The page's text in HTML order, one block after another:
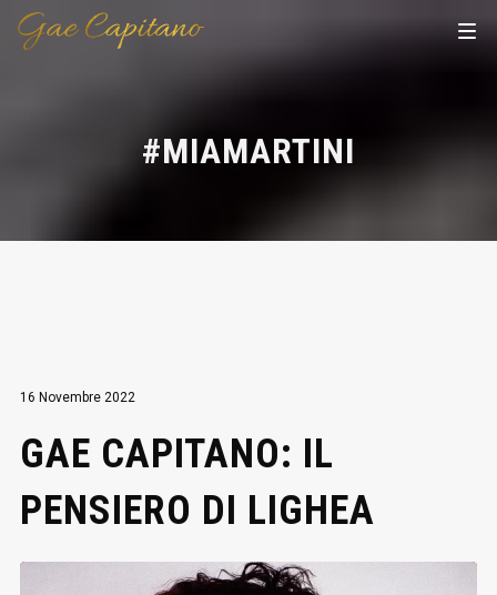
#MIAMARTINI
16 Novembre 2022
GAE CAPITANO: IL
PENSIERO DI LIGHEA